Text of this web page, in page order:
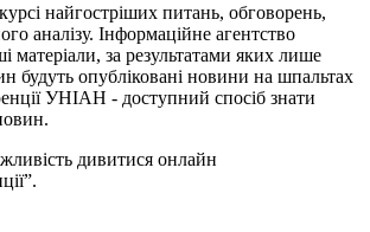
найгостріших питань, обговорень,
аналізу. Інформаційне агентство
за результатами яких лише
будуть опубліковані новини на шпальтах
УНІАН - доступний спосіб знати
дивитися онлайн